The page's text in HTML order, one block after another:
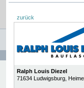
zurück
Ralph Louis Diezel
71634 Ludwigsburg,